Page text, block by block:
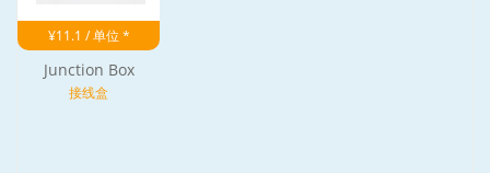
¥11.1 / 单位 *
Junction Box
接线盒